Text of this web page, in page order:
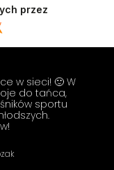
w podzielenie
Do
przez
w sieci! 🙂 W
do tańca,
sportu